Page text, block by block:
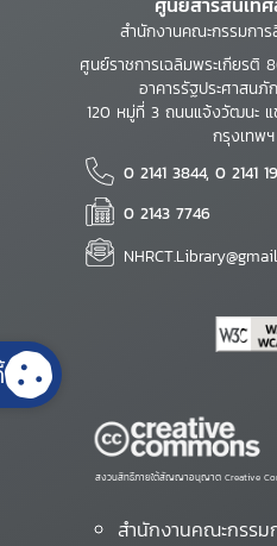
สำนักงานคณะกรรมกา
ศูนย์ราชการเฉลิมพระเกียรติ
อาคารรัฐประศาสน
120 หมู่ที่ 3 ถนนแจ้งวัฒนะ
กรุงเทพฯ
0 2141 3844, 0 2141
0 2143 7746
สงวนสิทธิ์ภายใต้สัญญาอนุญาต Creative
สำนักงานคณะกรรม